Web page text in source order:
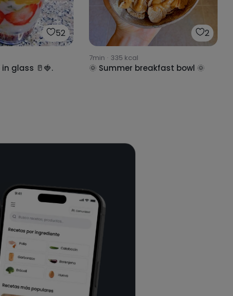
52
glass 🥛🍓.
2
7min · 335 kcal
🌞 Summer breakfast bowl 🌞